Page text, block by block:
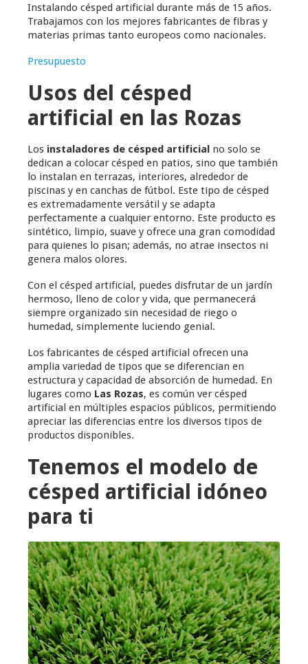
Instalando césped artificial durante más de 15 años.
Trabajamos con los mejores fabricantes de fibras y
materias primas tanto europeos como nacionales.
Presupuesto
Usos del césped
artificial en las Rozas
Los instaladores de césped artificial no solo se
dedican a colocar césped en patios, sino que también
lo instalan en terrazas, interiores, alrededor de
piscinas y en canchas de fútbol. Este tipo de césped
es extremadamente versátil y se adapta
perfectamente a cualquier entorno. Este producto es
sintético, limpio, suave y ofrece una gran comodidad
para quienes lo pisan; además, no atrae insectos ni
genera malos olores.
Con el césped artificial, puedes disfrutar de un jardín
hermoso, lleno de color y vida, que permanecerá
siempre organizado sin necesidad de riego o
humedad, simplemente luciendo genial.
Los fabricantes de césped artificial ofrecen una
amplia variedad de tipos que se diferencian en
estructura y capacidad de absorción de humedad. En
lugares como Las Rozas, es común ver césped
artificial en múltiples espacios públicos, permitiendo
apreciar las diferencias entre los diversos tipos de
productos disponibles.
Tenemos el modelo de
césped artificial idóneo
para ti